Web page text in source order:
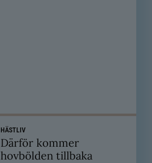
HÄSTLIV
Därför kommer
hovbölden tillbaka